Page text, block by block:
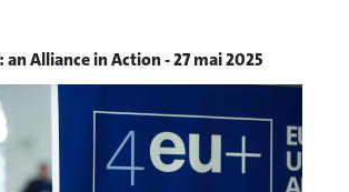
an Alliance in Action - 27 mai 2025